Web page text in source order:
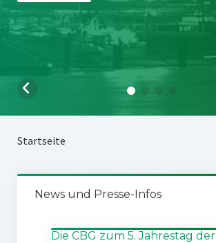
Startseite
News und Presse-Infos
Die CBG zum 5. Jahrestag der